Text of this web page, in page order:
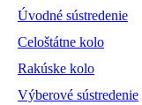
Úvodné sústredenie
Celoštátne kolo
Rakúske kolo
Výberové sústredenie